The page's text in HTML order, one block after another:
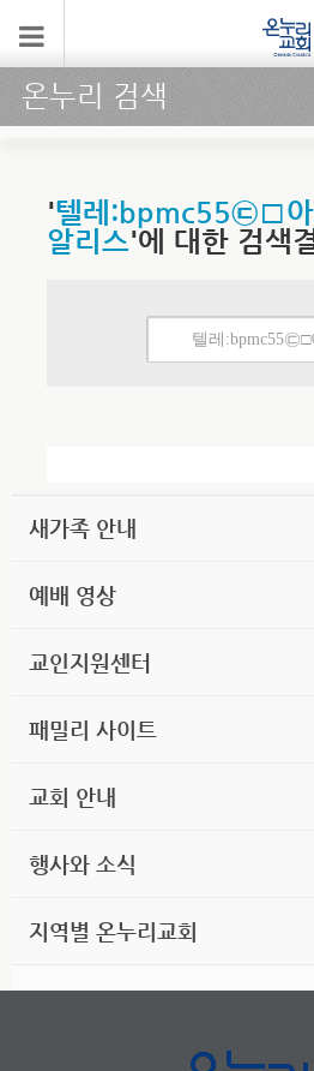
온누리 검색
'텔레:bpmc55㉢□아
알리스'에 대한 검색
새가족 안내
예배 영상
교인지원센터
패밀리 사이트
교회 안내
행사와 소식
지역별 온누리교회